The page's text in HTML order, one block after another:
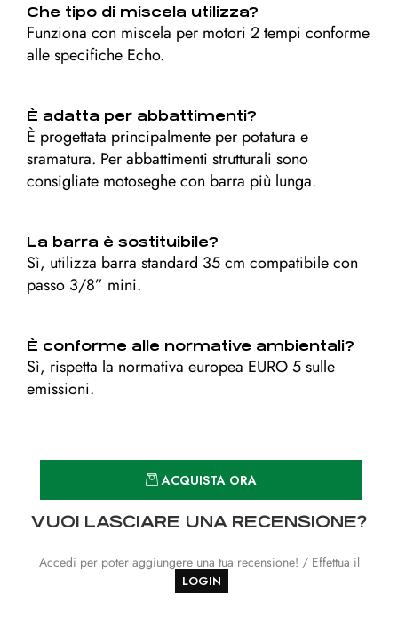
Che tipo di miscela utilizza?
Funziona con miscela per motori 2 tempi conforme
alle specifiche Echo.
È adatta per abbattimenti?
È progettata principalmente per potatura e
sramatura. Per abbattimenti strutturali sono
consigliate motoseghe con barra più lunga.
La barra è sostituibile?
Sì, utilizza barra standard 35 cm compatibile con
passo 3/8” mini.
È conforme alle normative ambientali?
Sì, rispetta la normativa europea EURO 5 sulle
emissioni.
ACQUISTA ORA
VUOI LASCIARE UNA RECENSIONE?
Accedi per poter aggiungere una tua recensione! / Effettua il
LOGIN